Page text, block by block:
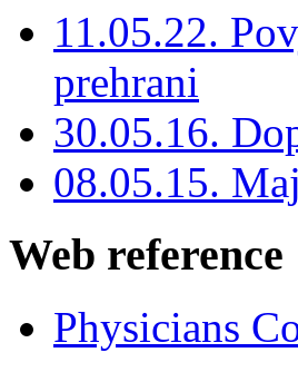
11.05.22.
prehrani
30.05.16.
08.05.15.
Web reference
Physicians